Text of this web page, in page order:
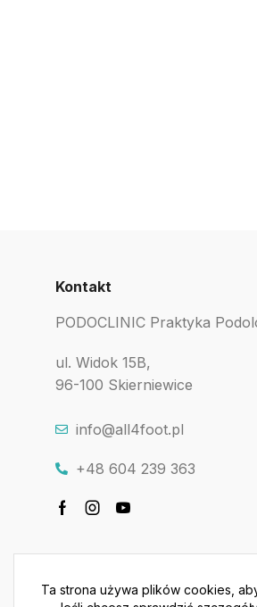
Kontakt
PODOCLINIC Praktyka
ul. Widok 15B,
96-100 Skierniewice
info@all4foot.pl
+48 604 239 363
Ta strona używa plików cookies,